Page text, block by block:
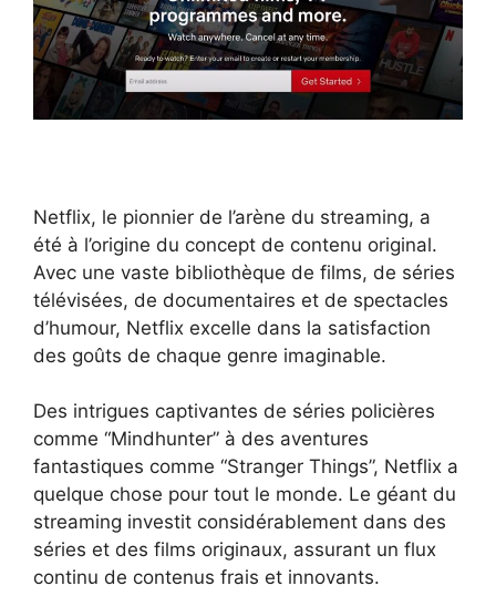
Netflix, le pionnier de l’arène du streaming, a
été à l’origine du concept de contenu original.
Avec une vaste bibliothèque de films, de séries
télévisées, de documentaires et de spectacles
d’humour, Netflix excelle dans la satisfaction
des goûts de chaque genre imaginable.
Des intrigues captivantes de séries policières
comme “Mindhunter” à des aventures
fantastiques comme “Stranger Things”, Netflix a
quelque chose pour tout le monde. Le géant du
streaming investit considérablement dans des
séries et des films originaux, assurant un flux
continu de contenus frais et innovants.